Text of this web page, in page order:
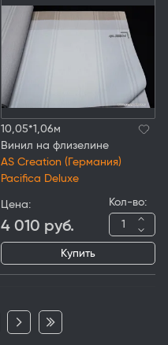
10,05*1,06м
Винил на флизелине
AS Creation (Германия)
Pacifica Deluxe
Цена:
4 010 руб.
Кол-во:
Купить